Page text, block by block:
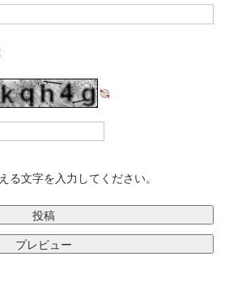
る文字を入力してください。